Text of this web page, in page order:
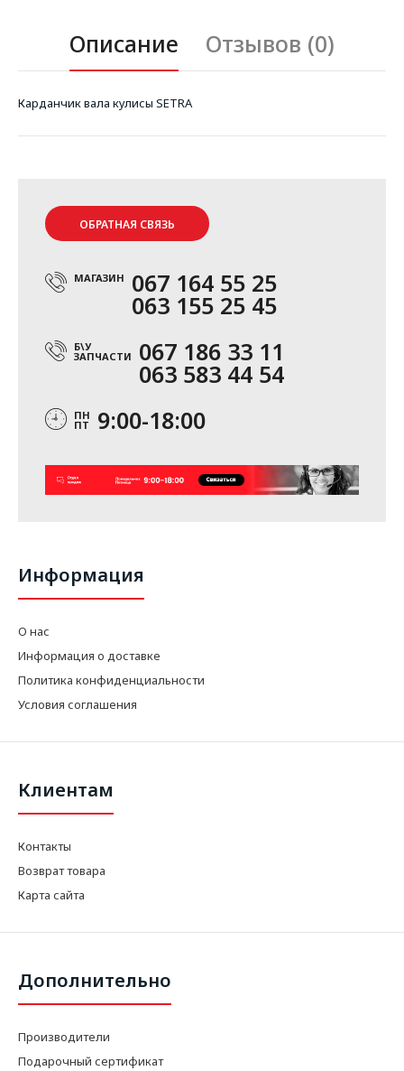
Описание Отзывов (0)
Карданчик вала кулисы SETRA
ОБРАТНАЯ СВЯЗЬ
МАГАЗИН 067 164 55 25
063 155 25 45
Б\У
ЗАПЧАСТИ 067 186 33 11
063 583 44 54
ПН
ПТ 9:00-18:00
Информация
О нас
Информация о доставке
Политика конфиденциальности
Условия соглашения
Клиентам
Контакты
Возврат товара
Карта сайта
Дополнительно
Производители
Подарочный сертификат